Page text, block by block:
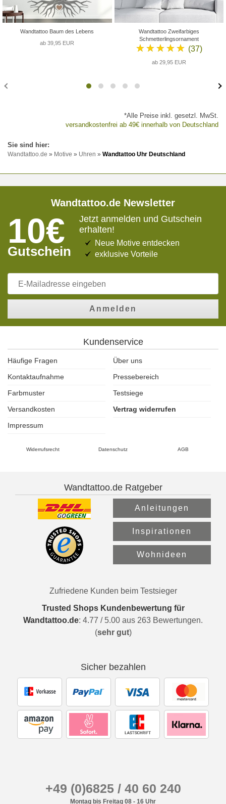
Wandtattoo Baum des Lebens
ab 39,95 EUR
Wandtattoo Zweifarbiges
Schmetterlingsornament
★★★★★ (37)
ab 29,95 EUR
*Alle Preise inkl. gesetzl. MwSt.
versandkostenfrei ab 49€ innerhalb von Deutschland
Wandtattoo.de » Motive » Uhren » Wandtattoo Uhr Deutschland
Wandtattoo.de Newsletter
10€
Gutschein
Jetzt anmelden und Gutschein
erhalten!
Neue Motive entdecken
exklusive Vorteile
Anmelden
Kundenservice
Häufige Fragen
Über uns
Kontaktaufnahme
Pressebereich
Farbmuster
Testsiege
Versandkosten
Vertrag widerrufen
Impressum
Widerrufsrecht Datenschutz AGB
Wandtattoo.de Ratgeber
Anleitungen
Inspirationen
Wohnideen
Zufriedene Kunden beim Testsieger
Trusted Shops Kundenbewertung für
Wandtattoo.de: 4.77 / 5.00 aus 263 Bewertungen.
(sehr gut)
Sicher bezahlen
+49 (0)6825 / 40 60 240
Montag bis Freitag 08 - 16 Uhr